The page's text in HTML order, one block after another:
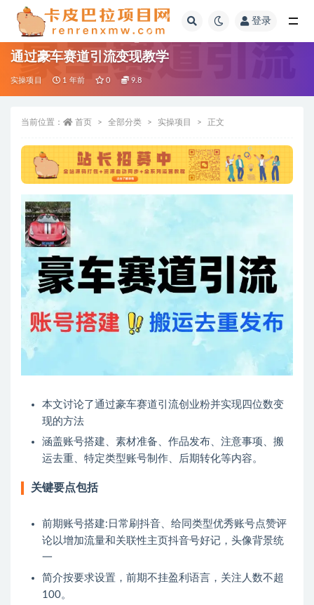
登录
通过豪车赛道引流变现教学
实操项目 1 年前 0 9.8
当前位置： 首页 全部分类 实操项目 正文
本文讨论了通过豪车赛道引流创业粉并实现四位数变
现的方法
涵盖账号搭建、素材准备、作品发布、注意事项、搬
运去重、特定类型账号制作、后期转化等内容。
关键要点包括
前期账号搭建:日常刷抖音、给同类型优秀账号点赞评
论以增加流量和关联性主页抖音号好记，头像背景统
一
简介按要求设置，前期不挂盈利语言，关注人数不超
100。
全部